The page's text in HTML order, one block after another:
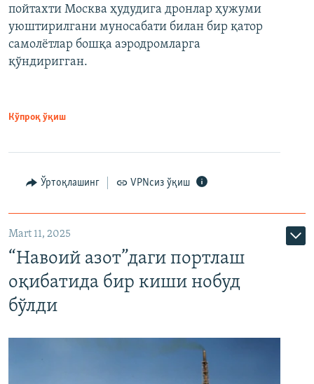
пойтахти Москва ҳудудига дронлар ҳужуми
уюштирилгани муносабати билан бир қатор
самолётлар бошқа аэродромларга
қўндиригган.
Кўпроқ ўқиш
Ўртоқлашинг VPNсиз ўқиш
Mart 11, 2025
“Навоий азот”даги портлаш
оқибатида бир киши нобуд
бўлди